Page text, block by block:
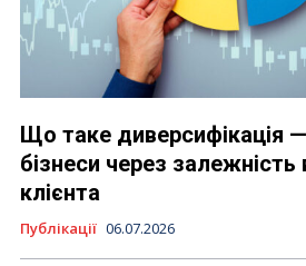
Що таке диверсифікація
бізнеси через залежність
клієнта
Публікації 06.07.2026